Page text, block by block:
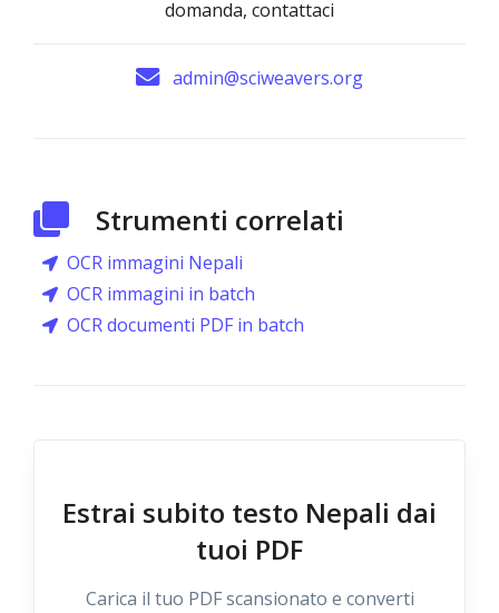
domanda, contattaci
admin@sciweavers.org
Strumenti correlati
OCR immagini Nepali
OCR immagini in batch
OCR documenti PDF in batch
Estrai subito testo Nepali dai
tuoi PDF
Carica il tuo PDF scansionato e converti